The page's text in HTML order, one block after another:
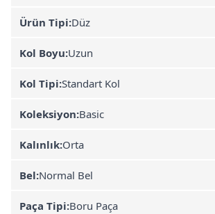
Ürün Tipi:Düz
Kol Boyu:Uzun
Kol Tipi:Standart Kol
Koleksiyon:Basic
Kalınlık:Orta
Bel:Normal Bel
Paça Tipi:Boru Paça